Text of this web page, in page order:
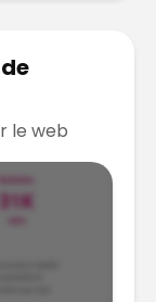
le web